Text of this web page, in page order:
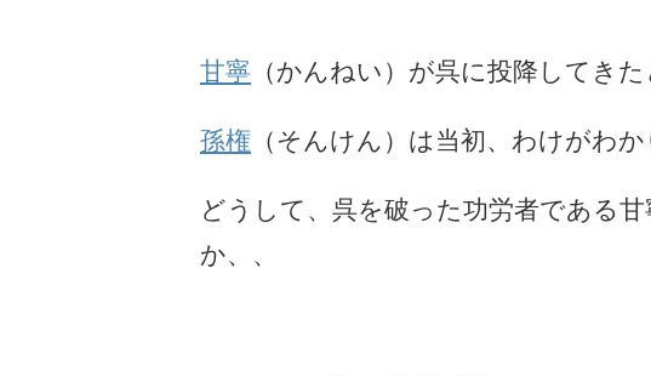
甘寧 （かんねい）が呉に投降してきた
孫権 （そんけん）は当初、わけがわ
どうして、呉を破った功労者である
か、、